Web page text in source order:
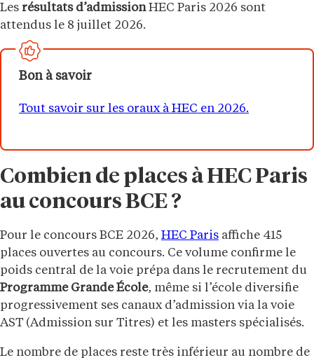
Les résultats d’admissionHEC Paris 2026 sont
attendus le 8 juillet 2026.
Bon à savoir
Tout savoir sur les oraux à HEC en 2026.
Combien de places à HEC Paris
au concours BCE ?
Pour le concours BCE 2026, HEC Paris affiche 415
places ouvertes au concours. Ce volume confirme le
poids central de la voie prépa dans le recrutement du
Programme Grande École, même si l’école diversifie
progressivement ses canaux d’admission via la voie
AST (Admission sur Titres) et les masters spécialisés.
Le nombre de places reste très inférieur au nombre de